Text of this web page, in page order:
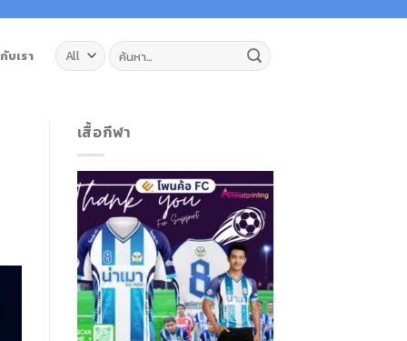
บเรา ค้นหา:
เสื้อกีฬา